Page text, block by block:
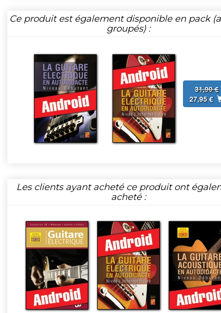
Ce produit est également disponible en pack
groupés) :
31,90 €
27,95 €
Les clients ayant acheté ce produit ont
acheté :